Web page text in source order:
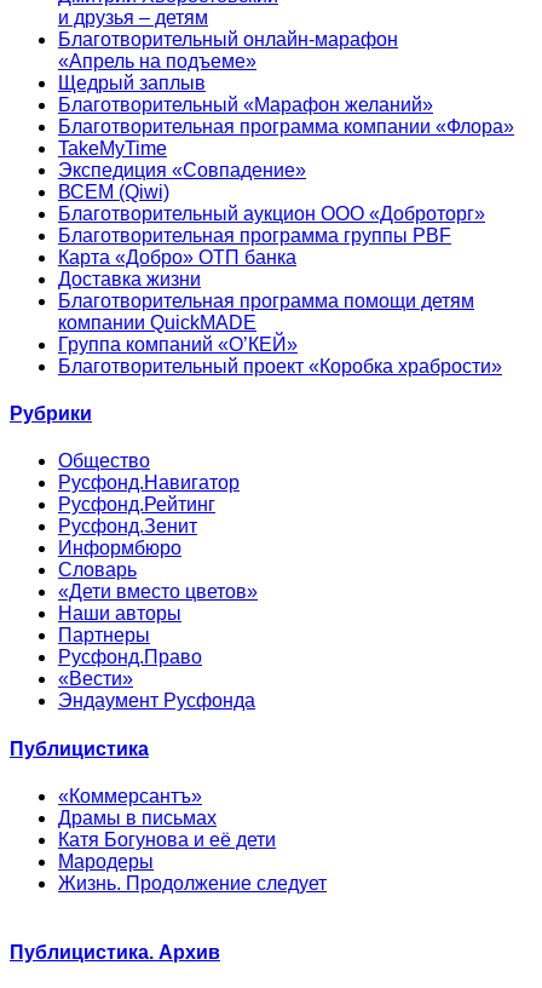
и друзья – детям
Благотворительный онлайн‑марафон
«Апрель на подъеме»
Щедрый заплыв
Благотворительный «Марафон желаний»
Благотворительная программа компании «Флора»
TakeMyTime
Экспедиция «Совпадение»
ВСЕМ (Qiwi)
Благотворительный аукцион ООО «Доброторг»
Благотворительная программа группы PBF
Карта «Добро» ОТП банка
Доставка жизни
Благотворительная программа помощи детям
компании QuickMADE
Группа компаний «О’КЕЙ»
Благотворительный проект «Коробка храбрости»
Рубрики
Общество
Русфонд.Навигатор
Русфонд.Рейтинг
Русфонд.Зенит
Информбюро
Словарь
«Дети вместо цветов»
Наши авторы
Партнеры
Русфонд.Право
«Вести»
Эндаумент Русфонда
Публицистика
«Коммерсантъ»
Драмы в письмах
Катя Богунова и её дети
Мародеры
Жизнь. Продолжение следует
Публицистика. Архив